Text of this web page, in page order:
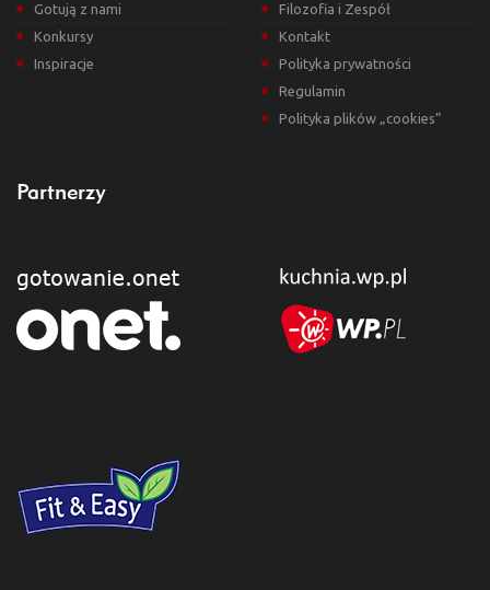
Gotują z nami
Konkursy
Inspiracje
Filozofia i Zespół
Kontakt
Polityka prywatności
Regulamin
Polityka plików „cookies”
Partnerzy